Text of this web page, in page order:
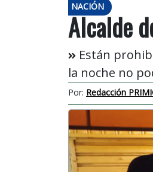
NACIÓN
Alcalde
Están
la noche no
Por: Redacción